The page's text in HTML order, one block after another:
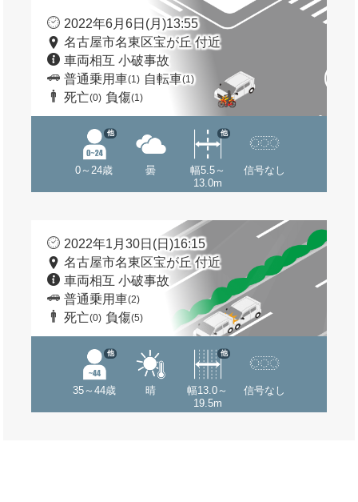
2022年6月6日(月)13:55
名古屋市名東区宝が丘 付近
車両相互 小破事故
普通乗用車(1) 自転車(1)
死亡(0) 負傷(1)
0～24歳
他
曇
幅5.5～
13.0m
他
信号なし
2022年1月30日(日)16:15
名古屋市名東区宝が丘 付近
車両相互 小破事故
普通乗用車(2)
死亡(0) 負傷(5)
35～44歳
他
晴
幅13.0～
19.5m
他
信号なし